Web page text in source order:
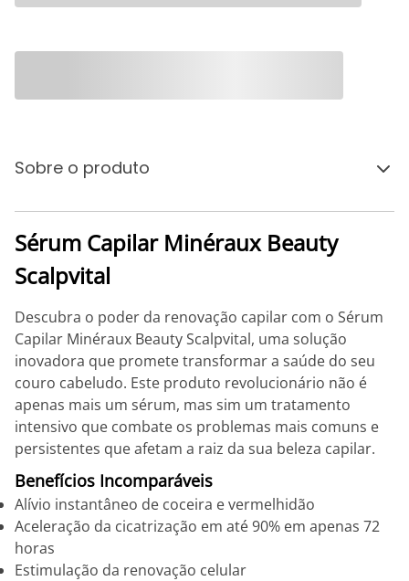
Sobre o produto
Sérum Capilar Minéraux Beauty
Scalpvital
Descubra o poder da renovação capilar com o Sérum
Capilar Minéraux Beauty Scalpvital, uma solução
inovadora que promete transformar a saúde do seu
couro cabeludo. Este produto revolucionário não é
apenas mais um sérum, mas sim um tratamento
intensivo que combate os problemas mais comuns e
persistentes que afetam a raiz da sua beleza capilar.
Benefícios Incomparáveis
Alívio instantâneo de coceira e vermelhidão
Aceleração da cicatrização em até 90% em apenas 72
horas
Estimulação da renovação celular